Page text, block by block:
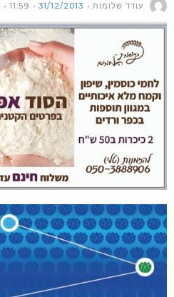
עודד שלומות 31/12/2013
11:59